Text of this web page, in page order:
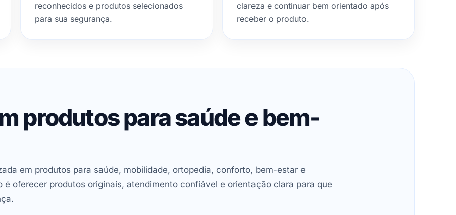
reconhecidos e produtos selecionados
para sua segurança.
clareza e continuar bem orientado após
receber o produto.
produtos para saúde e bem-
em produtos para saúde, mobilidade, ortopedia, conforto, bem-estar e
é oferecer produtos originais, atendimento confiável e orientação clara para que